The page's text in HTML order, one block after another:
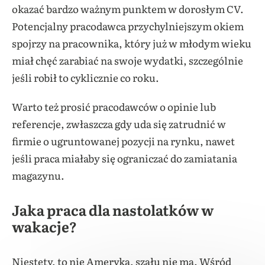
okazać bardzo ważnym punktem w dorosłym CV.
Potencjalny pracodawca przychylniejszym okiem
spojrzy na pracownika, który już w młodym wieku
miał chęć zarabiać na swoje wydatki, szczególnie
jeśli robił to cyklicznie co roku.
Warto też prosić pracodawców o opinie lub
referencje, zwłaszcza gdy uda się zatrudnić w
firmie o ugruntowanej pozycji na rynku, nawet
jeśli praca miałaby się ograniczać do zamiatania
magazynu.
Jaka praca dla nastolatków w
wakacje?
Niestety, to nie Ameryka, szału nie ma. Wśród